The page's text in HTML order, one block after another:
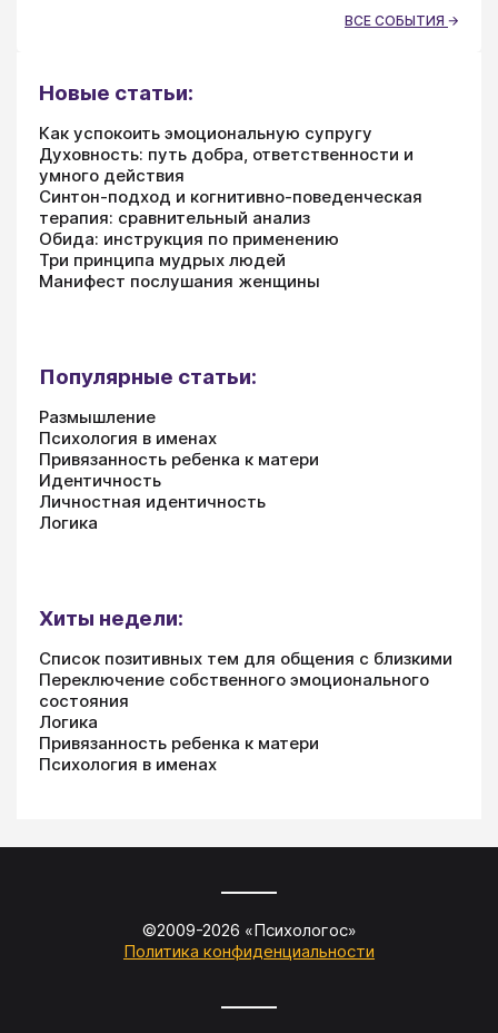
ВСЕ СОБЫТИЯ
Новые статьи:
Как успокоить эмоциональную супругу
Духовность: путь добра, ответственности и
умного действия
Синтон-подход и когнитивно-поведенческая
терапия: сравнительный анализ
Обида: инструкция по применению
Три принципа мудрых людей
Манифест послушания женщины
Популярные статьи:
Размышление
Психология в именах
Привязанность ребенка к матери
Идентичность
Личностная идентичность
Логика
Хиты недели:
Список позитивных тем для общения с близкими
Переключение собственного эмоционального
состояния
Логика
Привязанность ребенка к матери
Психология в именах
©2009-2026 «Психологос»
Политика конфиденциальности